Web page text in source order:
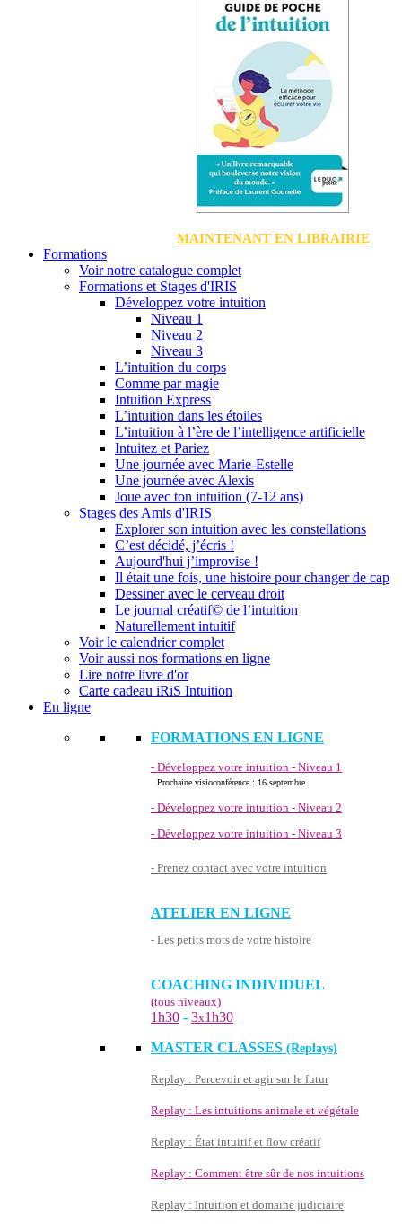
MAINTENANT EN LIBRAIRIE
Formations
Voir notre catalogue complet
Formations et Stages d'IRIS
Développez votre intuition
Niveau 1
Niveau 2
Niveau 3
L’intuition du corps
Comme par magie
Intuition Express
L’intuition dans les étoiles
L’intuition à l’ère de l’intelligence artificielle
Intuitez et Pariez
Une journée avec Marie-Estelle
Une journée avec Alexis
Joue avec ton intuition (7-12 ans)
Stages des Amis d'IRIS
Explorer son intuition avec les constellations
C’est décidé, j’écris !
Aujourd'hui j’improvise !
Il était une fois, une histoire pour changer de cap
Dessiner avec le cerveau droit
Le journal créatif© de l’intuition
Naturellement intuitif
Voir le calendrier complet
Voir aussi nos formations en ligne
Lire notre livre d'or
Carte cadeau iRiS Intuition
En ligne
FORMATIONS EN LIGNE
- Développez votre intuition - Niveau 1
Prochaine visioconférence : 16 septembre
- Développez votre intuition - Niveau 2
- Développez votre intuition - Niveau 3
- Prenez contact avec votre intuition
ATELIER EN LIGNE
- Les petits mots de votre histoire
COACHING INDIVIDUEL
(tous niveaux)
1h30 - 3x1h30
MASTER CLASSES (Replays)
Replay : Percevoir et agir sur le futur
Replay : Les intuitions animale et végétale
Replay : État intuitif et flow créatif
Replay : Comment être sûr de nos intuitions
Replay : Intuition et domaine judiciaire